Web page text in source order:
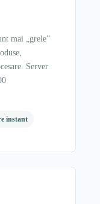
mai „grele”
Server
instant